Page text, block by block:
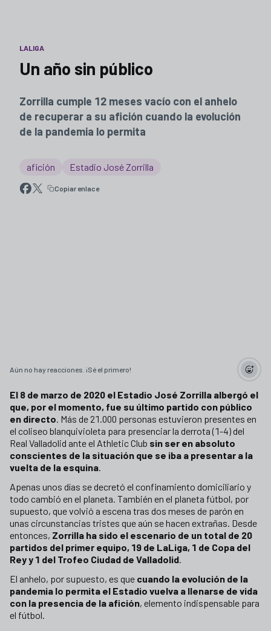
LALIGA
Un año sin público
Zorrilla cumple 12 meses vacío con el anhelo
de recuperar a su afición cuando la evolución
de la pandemia lo permita
afición Estadio José Zorrilla
Copiar enlace
Aún no hay reacciones. ¡Sé el primero!
El 8 de marzo de 2020 el Estadio José Zorrilla albergó el
que, por el momento, fue su último partido con público
en directo. Más de 21.000 personas estuvieron presentes en
el coliseo blanquivioleta para presenciar la derrota (1-4) del
Real Valladolid ante el Athletic Club sin ser en absoluto
conscientes de la situación que se iba a presentar a la
vuelta de la esquina.
Apenas unos días se decretó el confinamiento domiciliario y
todo cambió en el planeta. También en el planeta fútbol, por
supuesto, que volvió a escena tras dos meses de parón en
unas circunstancias tristes que aún se hacen extrañas. Desde
entonces, Zorrilla ha sido el escenario de un total de 20
partidos del primer equipo, 19 de LaLiga, 1 de Copa del
Rey y 1 del Trofeo Ciudad de Valladolid.
El anhelo, por supuesto, es que cuando la evolución de la
pandemia lo permita el Estadio vuelva a llenarse de vida
con la presencia de la afición, elemento indispensable para
el fútbol.